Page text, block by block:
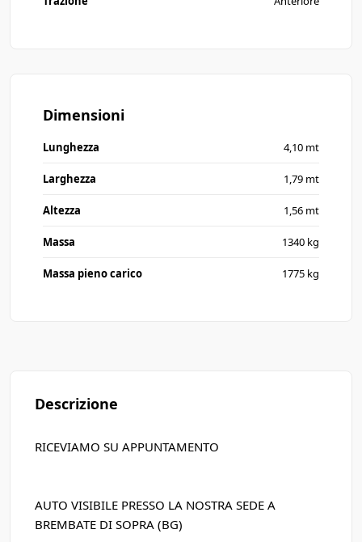
Dimensioni
Lunghezza 4,10 mt
Larghezza 1,79 mt
Altezza 1,56 mt
Massa 1340 kg
Massa pieno carico 1775 kg
Descrizione
RICEVIAMO SU APPUNTAMENTO
AUTO VISIBILE PRESSO LA NOSTRA SEDE A
BREMBATE DI SOPRA (BG)